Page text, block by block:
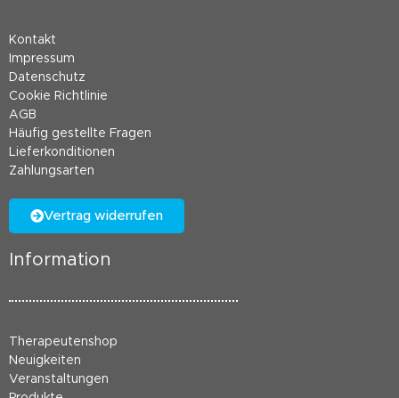
Kontakt
Impressum
Datenschutz
Cookie Richtlinie
AGB
Häufig gestellte Fragen
Lieferkonditionen
Zahlungsarten
Vertrag widerrufen
Information
Therapeutenshop
Neuigkeiten
Veranstaltungen